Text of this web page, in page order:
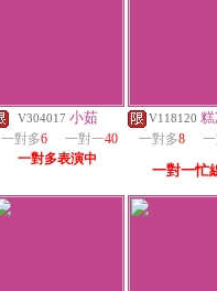
V304017 小茹
一對多6 一對一40
一對多表演中
V118120
一對多8
一對一忙